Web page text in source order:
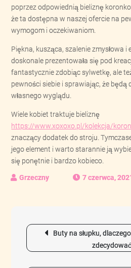
poprzez odpowiednią bieliznę
że ta dostępna w naszej ofercie na
wymogom i oczekiwaniom.
Piękna, kusząca, szalenie zmysłowa i
doskonale prezentowała się pod
fantastycznie zdobiąc sylwetkę, ale
pewności siebie i sprawiając, że będą
własnego wyglądu.
Wiele kobiet traktuje bieliznę
https://www.xoxoxo.pl/kolekcja/
znaczący dodatek do stroju.
jego element i warto starannie ją
się ponętnie i bardzo kobieco.
7 czerwca,
Nawigacja
wpisuButy na słupku,